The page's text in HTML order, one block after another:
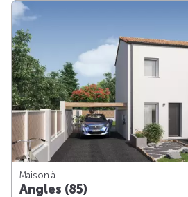
Maison à
Angles (85)